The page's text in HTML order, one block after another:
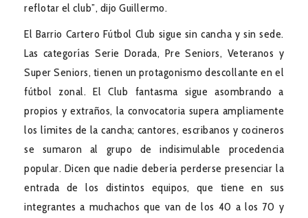
reflotar el club”, dijo Guillermo.
El Barrio Cartero Fútbol Club sigue sin cancha y sin sede.
Las categorías Serie Dorada, Pre Seniors, Veteranos y
Super Seniors, tienen un protagonismo descollante en el
fútbol zonal. El Club fantasma sigue asombrando a
propios y extraños, la convocatoria supera ampliamente
los límites de la cancha; cantores, escribanos y cocineros
se sumaron al grupo de indisimulable procedencia
popular. Dicen que nadie debería perderse presenciar la
entrada de los distintos equipos, que tiene en sus
integrantes a muchachos que van de los 40 a los 70 y